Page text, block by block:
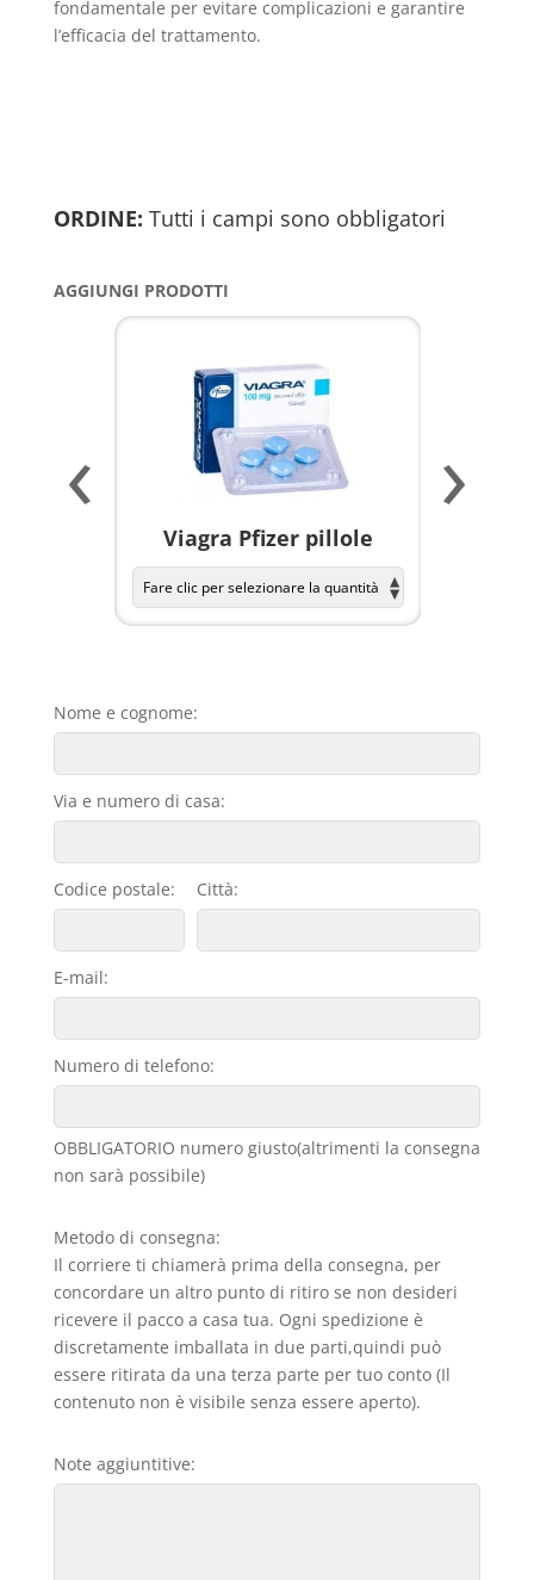
fondamentale per evitare complicazioni e garantire
l’efficacia del trattamento.
ORDINE: Tutti i campi sono obbligatori
AGGIUNGI PRODOTTI
Viagra Pfizer pillole
‹ ›
Nome e cognome:
Via e numero di casa:
Codice postale: Città:
E-mail:
Numero di telefono:
OBBLIGATORIO numero giusto(altrimenti la consegna
non sarà possibile)
Metodo di consegna:
Il corriere ti chiamerà prima della consegna, per
concordare un altro punto di ritiro se non desideri
ricevere il pacco a casa tua. Ogni spedizione è
discretamente imballata in due parti,quindi può
essere ritirata da una terza parte per tuo conto (Il
contenuto non è visibile senza essere aperto).
Note aggiuntitive: